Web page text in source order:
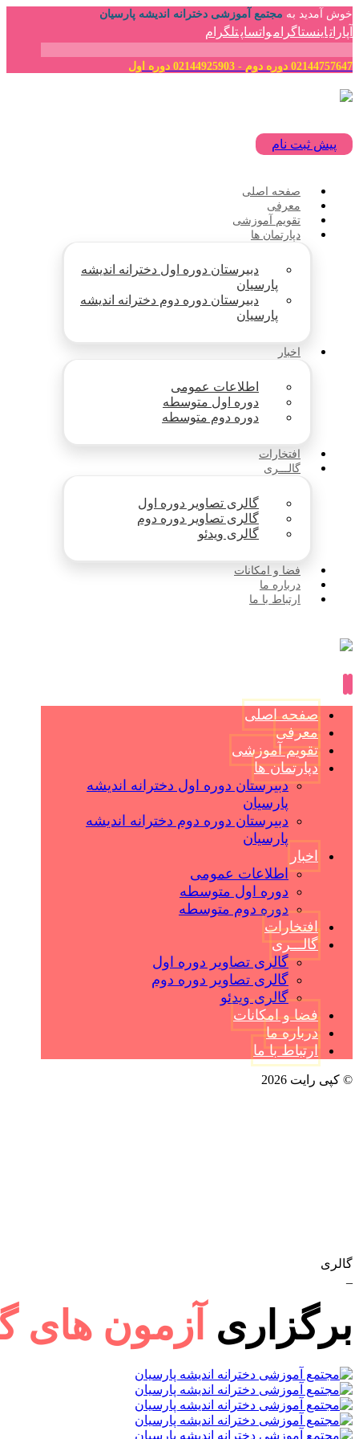
خوش آمدید به مجتمع آموزشی دخترانه اندیشه پارسیان
آپاراتاینستاگرامواتساپتلگرام
02144757647 دوره دوم - 02144925903 دوره اول
پیش ثبت نام
صفحه اصلی
معرفی
تقویم آموزشی
دپارتمان ها
دبیرستان دوره اول دخترانه اندیشه
پارسیان
دبیرستان دوره دوم دخترانه اندیشه
پارسیان
اخبار
اطلاعات عمومی
دوره اول متوسطه
دوره دوم متوسطه
افتخارات
گالـــری
گالری تصاویر دوره اول
گالری تصاویر دوره دوم
گالری ویدئو
فضا و امکانات
درباره ما
ارتباط با ما
صفحه اصلی
معرفی
تقویم آموزشی
دپارتمان ها
دبیرستان دوره اول دخترانه اندیشه
پارسیان
دبیرستان دوره دوم دخترانه اندیشه
پارسیان
اخبار
اطلاعات عمومی
دوره اول متوسطه
دوره دوم متوسطه
افتخارات
گالـــری
گالری تصاویر دوره اول
گالری تصاویر دوره دوم
گالری ویدئو
فضا و امکانات
درباره ما
ارتباط با ما
© کپی رایت 2026
گالری
برگزاری آزمون های